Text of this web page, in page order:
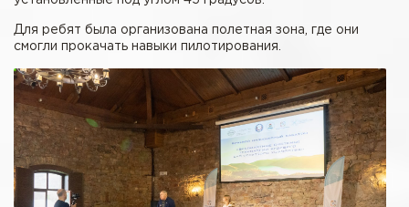
Для ребят была организована полетная зона, где они
смогли прокачать навыки пилотирования.